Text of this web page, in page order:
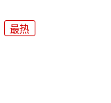
最热